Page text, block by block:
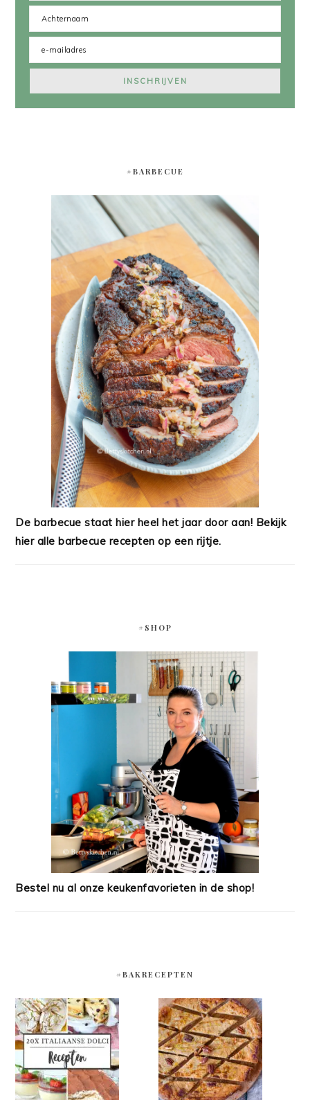
#BARBECUE
De barbecue staat hier heel het jaar door aan! Bekijk
hier alle barbecue recepten op een rijtje.
#SHOP
Bestel nu al onze keukenfavorieten in de shop!
#BAKRECEPTEN